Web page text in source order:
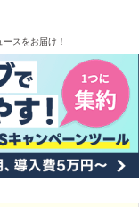
スをお届け！